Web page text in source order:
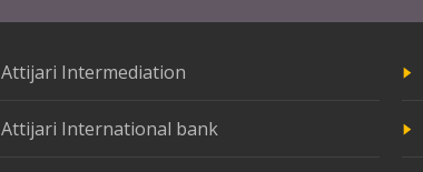
Attijari Intermediation
Attijari International bank